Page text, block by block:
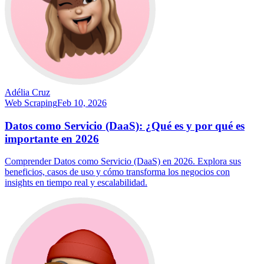
Adélia Cruz
Web ScrapingFeb 10, 2026
Datos como Servicio (DaaS): ¿Qué es y por qué es
importante en 2026
Comprender Datos como Servicio (DaaS) en 2026. Explora sus
beneficios, casos de uso y cómo transforma los negocios con
insights en tiempo real y escalabilidad.